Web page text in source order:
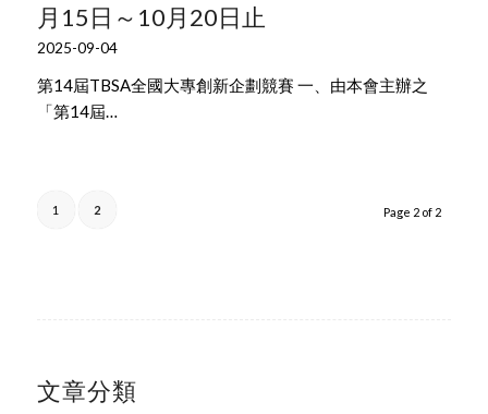
月15日～10月20日止
2025-09-04
第14屆TBSA全國大專創新企劃競賽 一、由本會主辦之
「第14屆…
Page 2 of 2
1 2
文章分類